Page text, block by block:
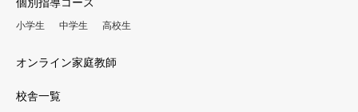
個別指導コース
小学生 中学生 高校生
オンライン家庭教師
校舎一覧